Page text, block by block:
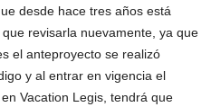
desde hace tres años está
revisarla nuevamente, ya que
el anteproyecto se realizó
y al entrar en vigencia el
Vacation Legis, tendrá que